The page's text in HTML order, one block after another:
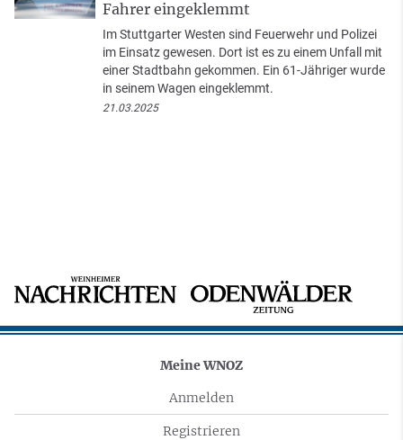
Fahrer eingeklemmt
Im Stuttgarter Westen sind Feuerwehr und Polizei
im Einsatz gewesen. Dort ist es zu einem Unfall mit
einer Stadtbahn gekommen. Ein 61-Jähriger wurde
in seinem Wagen eingeklemmt.
21.03.2025
Meine WNOZ
Anmelden
Registrieren